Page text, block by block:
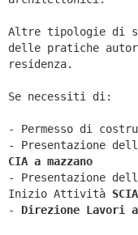
Altre tipologie di
delle pratiche
residenza.
Se necessiti di:
- Permesso di
- Presentazione
CIA a mazzano
- Presentazione
Inizio Attività
- Direzione Lavori a